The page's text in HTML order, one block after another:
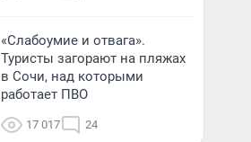
«Слабоумие и отвага».
Туристы загорают на пляжах
в Сочи, над которыми
работает ПВО
17 017 24